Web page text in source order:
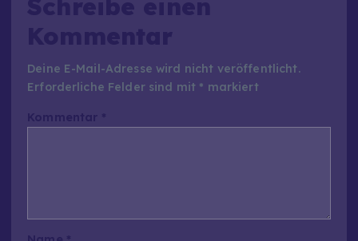
Deine E-Mail-Adresse wird nicht veröffentlicht.
Erforderliche Felder sind mit * markiert